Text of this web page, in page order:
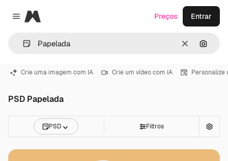
Close menu
Magnific
Limpar
Preços Entrar
Crie uma imagem com IA Crie um vídeo com IA Personalize
PSD Papelada
PSD Filtros